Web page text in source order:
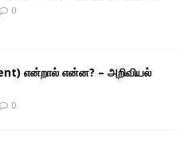
0
என்றால் என்ன? – அறிவியல்
0